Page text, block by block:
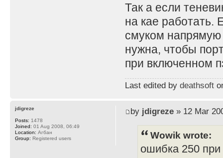
Так а если
на кае работать.
смуком напрямую
нужна, чтобы
при включенном
Last edited by deathsoft
by jdigreze» 12 Mar
Wowik wrote:
ошибка 250
jdigreze
Posts: 1478
Joined: 01 Aug 2008, 06:49
Location: Агбан
Group: Registered users